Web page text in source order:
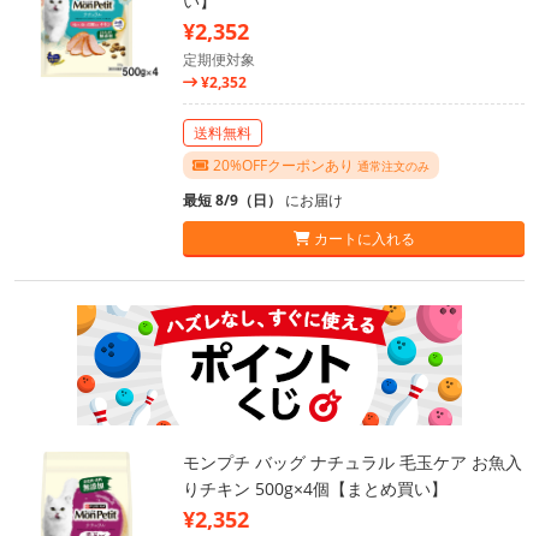
¥2,352
定期便対象
¥2,352
送料無料
20%OFFクーポンあり 通常注文のみ
最短 8/9（日） にお届け
カートに入れる
モンプチ バッグ ナチュラル 毛玉ケア お魚入
りチキン 500g×4個【まとめ買い】
¥2,352